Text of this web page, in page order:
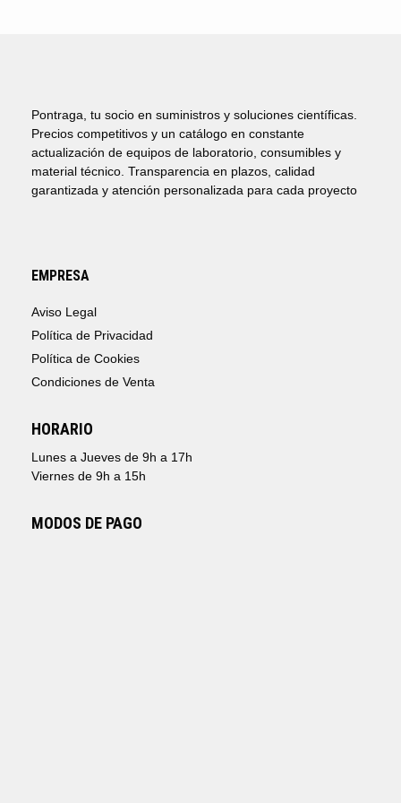
Pontraga, tu socio en suministros y soluciones científicas.
Precios competitivos y un catálogo en constante
actualización de equipos de laboratorio, consumibles y
material técnico. Transparencia en plazos, calidad
garantizada y atención personalizada para cada proyecto
EMPRESA
Aviso Legal
Política de Privacidad
Política de Cookies
Condiciones de Venta
HORARIO
Lunes a Jueves de 9h a 17h
Viernes de 9h a 15h
MODOS DE PAGO